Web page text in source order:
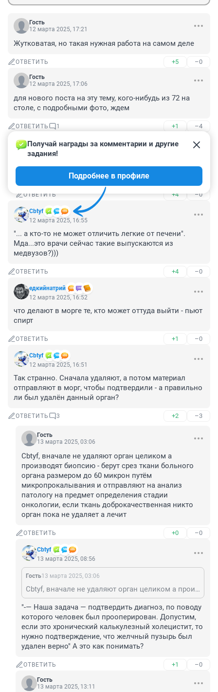
Гость
12 марта 2025, 17:21
Жутковатая, но такая нужная работа на самом деле
ОТВЕТИТЬ +5 –0
Гость
12 марта 2025, 17:06
для нового поста на эту тему, кого-нибудь из 72 на
столе, с подробными фото, ждем
ОТВЕТИТЬ 1 +1 –4
Гость
12 марта 2025, 19:21
етить колотить, как твой коммент пропустили...
проспали болезные
ОТВЕТИТЬ +4 –0
Cbtyf
Получай награды за комментарии и другие
задания!
Подробнее в профиле
12 марта 2025, 16:55
"... а кто-то не может отличить легкие от печени".
Мда...это врачи сейчас такие выпускаются из
медвузов?)))
ОТВЕТИТЬ +4 –0
едкийнатрий
12 марта 2025, 16:52
что делают в морге те, кто может оттуда выйти - пьют
спирт
ОТВЕТИТЬ +1 –0
Cbtyf
12 марта 2025, 16:51
Так странно. Сначала удаляют, а потом материал
отправляют в морг, чтобы подтвердили - а правильно
ли был удалён данный орган?
ОТВЕТИТЬ 3 +2 –3
Гость
13 марта 2025, 03:06
Cbtyf, вначале не удаляют орган целиком а
производят биопсию - берут срез ткани больного
органа размером до 60 микрон путём
микропрокалывания и отправляют на анализ
патологу на предмет определения стадии
онкологии, если ткань доброкачественная никто
орган пока не удаляет а лечит
ОТВЕТИТЬ +0 –0
Cbtyf
13 марта 2025, 08:56
Гость13 марта 2025, 03:06
Cbtyf, вначале не удаляют орган целиком а производят биопсию - берут срез ткани больного органа размером до 60 микрон путём микропрокалывания и отправляют на анализ патологу на предмет определения стадии онкологии, если ткань доброкачественная никто орган пока не удаляет а лечит
"-— Наша задача — подтвердить диагноз, по поводу
которого человек был прооперирован. Допустим,
если это хронический калькулезный холецистит, то
нужно подтверждение, что желчный пузырь был
удален верно" А это как понимать?
ОТВЕТИТЬ +1 –0
Гость
13 марта 2025, 13:11